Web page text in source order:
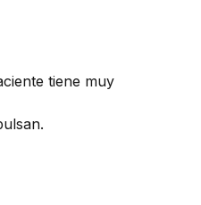
tiene muy